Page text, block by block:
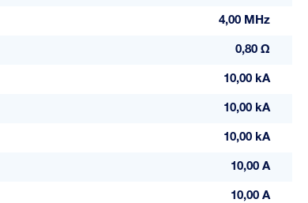
4,00 MHz
0,80 Ω
10,00 kA
10,00 kA
10,00 kA
10,00 A
10,00 A